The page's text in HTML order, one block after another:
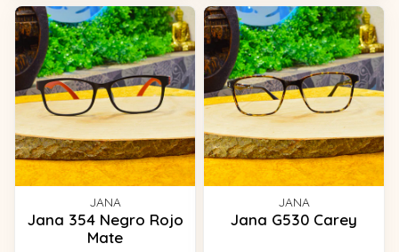
JANA
Jana 354 Negro Rojo
Mate
JANA
Jana G530 Carey